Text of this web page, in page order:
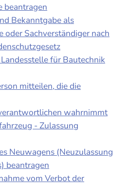
beantragen
Bekanntgabe als
oder Sachverständiger nach
für Bautechnik
mitteilen, die die
wahrnimmt
- Zulassung
Neuwagens (Neuzulassung
beantragen
vom Verbot der